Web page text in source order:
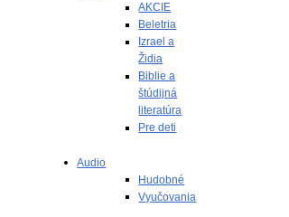
AKCIE
Beletria
Izrael a
Židia
Biblie a
štúdijná
literatúra
Pre deti
Audio
Hudobné
Vyučovania